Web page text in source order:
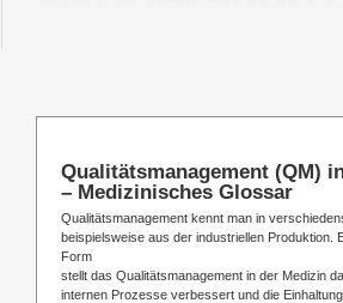
Qualitätsmanagement (QM)
– Medizinisches Glossar
Qualitätsmanagement kennt man in
beispielsweise aus der industriellen Produktion.
Form
stellt das Qualitätsmanagement in der Medizin
internen Prozesse verbessert und die